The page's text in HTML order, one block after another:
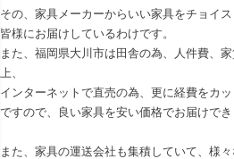
その、家具メーカーからいい家具をチョイ
皆様にお届けしているわけです。
また、福岡県大川市は田舎の為、人件費、
上、
インターネットで直売の為、更に経費をカッ
ですので、良い家具を安い価格でお届けでき
また、家具の運送会社も集積していて、様